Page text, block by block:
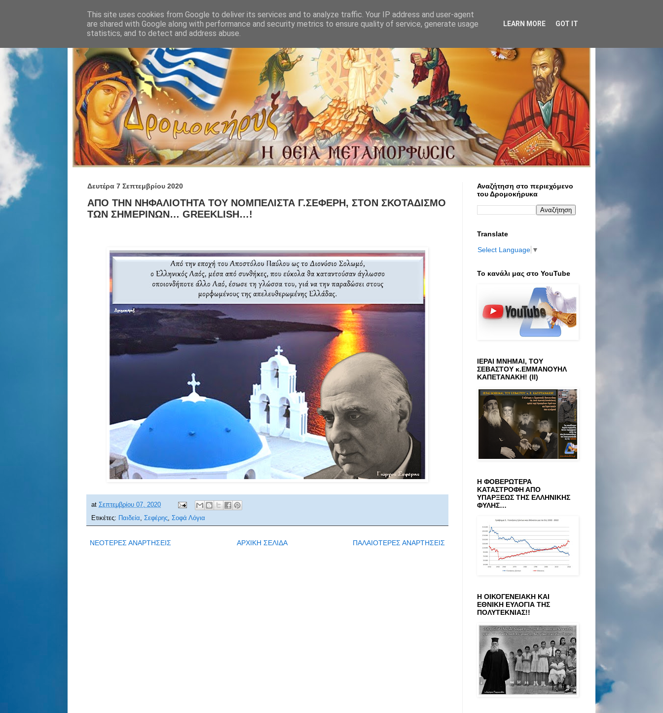
Δευτέρα 7 Σεπτεμβρίου 2020
ΑΠΟ ΤΗΝ ΝΗΦΑΛΙΟΤΗΤΑ ΤΟΥ ΝΟΜΠΕΛΙΣΤΑ Γ.ΣΕΦΕΡΗ, ΣΤΟΝ ΣΚΟΤΑΔΙΣΜΟ
ΤΩΝ ΣΗΜΕΡΙΝΩΝ… GREEKLISH…!
at Σεπτεμβρίου 07, 2020
Ετικέτες: Παιδεία Σεφέρης Σοφά Λόγια
ΝΕΟΤΕΡΕΣ ΑΝΑΡΤΗΣΕΙΣ ΠΑΛΑΙΟΤΕΡΕΣ ΑΝΑΡΤΗΣΕΙΣ
ΑΡΧΙΚΗ ΣΕΛΙΔΑ
Αναζήτηση στο περιεχόμενο
του Δρομοκήρυκα
Translate
Select Language ▼
Το κανάλι μας στο ΥοuTube
ΙΕΡΑΙ ΜΝΗΜΑΙ, ΤΟΥ
ΣΕΒΑΣΤΟΥ κ.ΕΜΜΑΝΟΥΗΛ
ΚΑΠΕΤΑΝΑΚΗ! (ΙΙ)
Η ΦΟΒΕΡΩΤΕΡΑ
ΚΑΤΑΣΤΡΟΦΗ ΑΠΟ
ΥΠΑΡΞΕΩΣ ΤΗΣ ΕΛΛΗΝΙΚΗΣ
ΦΥΛΗΣ…
Η ΟΙΚΟΓΕΝΕΙΑΚΗ ΚΑΙ
ΕΘΝΙΚΗ ΕΥΛΟΓΙΑ ΤΗΣ
ΠΟΛΥΤΕΚΝΙΑΣ!!
This site uses cookies from Google to deliver its services and to analyze traffic. Your IP address and user-agent
are shared with Google along with performance and security metrics to ensure quality of service, generate usage
statistics, and to detect and address abuse.
LEARN MORE GOT IT